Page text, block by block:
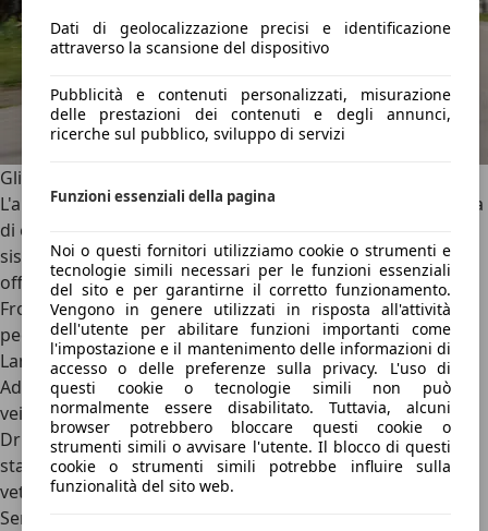
Dati di geolocalizzazione precisi e identificazione
attraverso la scansione del dispositivo
Pubblicità e contenuti personalizzati, misurazione
delle prestazioni dei contenuti e degli annunci,
ricerche sul pubblico, sviluppo di servizi
Funzioni essenziali della pagina
Noi o questi fornitori utilizziamo cookie o strumenti e
tecnologie simili necessari per le funzioni essenziali
del sito e per garantirne il corretto funzionamento.
Vengono in genere utilizzati in risposta all'attività
dell'utente per abilitare funzioni importanti come
l'impostazione e il mantenimento delle informazioni di
accesso o delle preferenze sulla privacy. L'uso di
questi cookie o tecnologie simili non può
normalmente essere disabilitato. Tuttavia, alcuni
browser potrebbero bloccare questi cookie o
strumenti simili o avvisare l'utente. Il blocco di questi
cookie o strumenti simili potrebbe influire sulla
funzionalità del sito web.
Gli ADAS e la sicurezza
L'architettura elettronica della Karoq ha permesso a Skoda
di equipaggiare il proprio SUV con un'avanzata suite di
sistemi di assistenza alla guida. Tra i principali dispositivi
offerti di serie sull'intera gamma figurano:
Front Assistant con monitoraggio radar, rilevamento
pedoni e frenata automatica di emergenza
Lane Assistant per il mantenimento attivo della corsia
Adaptive Cruise Control, capace di regolare la distanza dal
veicolo che precede fino alla velocità di 210 km/h
Driver Activity Assistant per il riconoscimento della
stanchezza di chi guida (disattivabile a ogni riavvio della
vettura)
Sensori di parcheggio posteriori con funzione di frenata